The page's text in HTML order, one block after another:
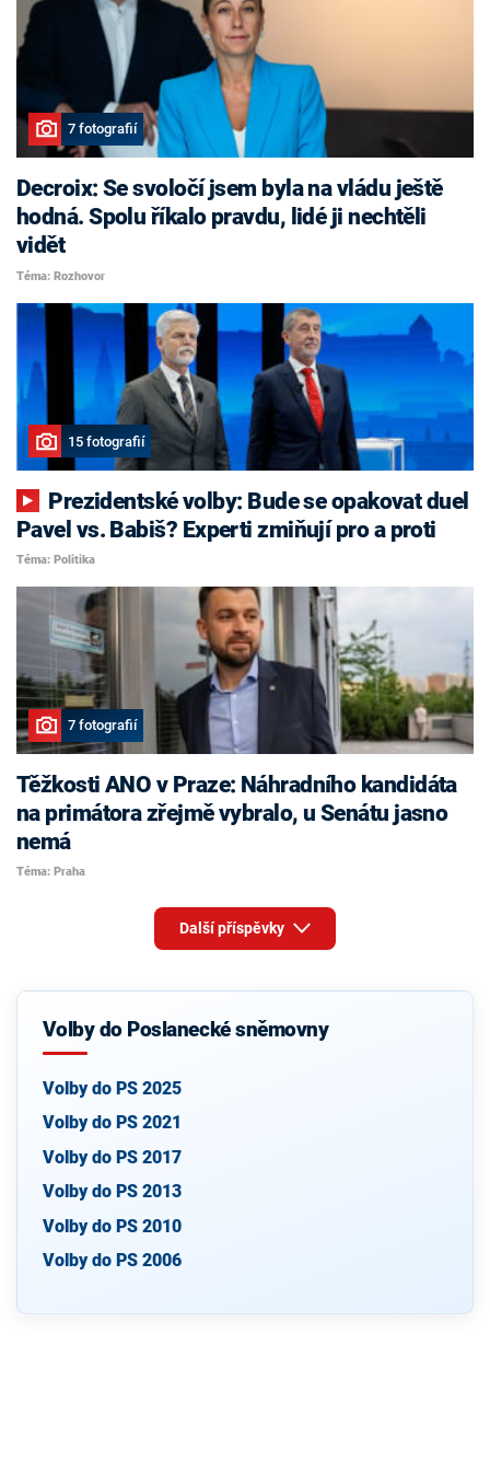
7 fotografií
Decroix: Se svoločí jsem byla na vládu ještě
hodná. Spolu říkalo pravdu, lidé ji nechtěli
vidět
Téma: Rozhovor
15 fotografií
Pavel vs. Babiš? Experti zmiňují pro a proti
Téma: Politika
7 fotografií
Těžkosti ANO v Praze: Náhradního kandidáta
na primátora zřejmě vybralo, u Senátu jasno
nemá
Téma: Praha
Další příspěvky
Volby do Poslanecké sněmovny
Volby do PS 2025
Volby do PS 2021
Volby do PS 2017
Volby do PS 2013
Volby do PS 2010
Volby do PS 2006